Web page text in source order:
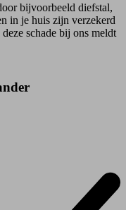
bijvoorbeeld diefstal,
in je huis zijn verzekerd
schade bij ons meldt